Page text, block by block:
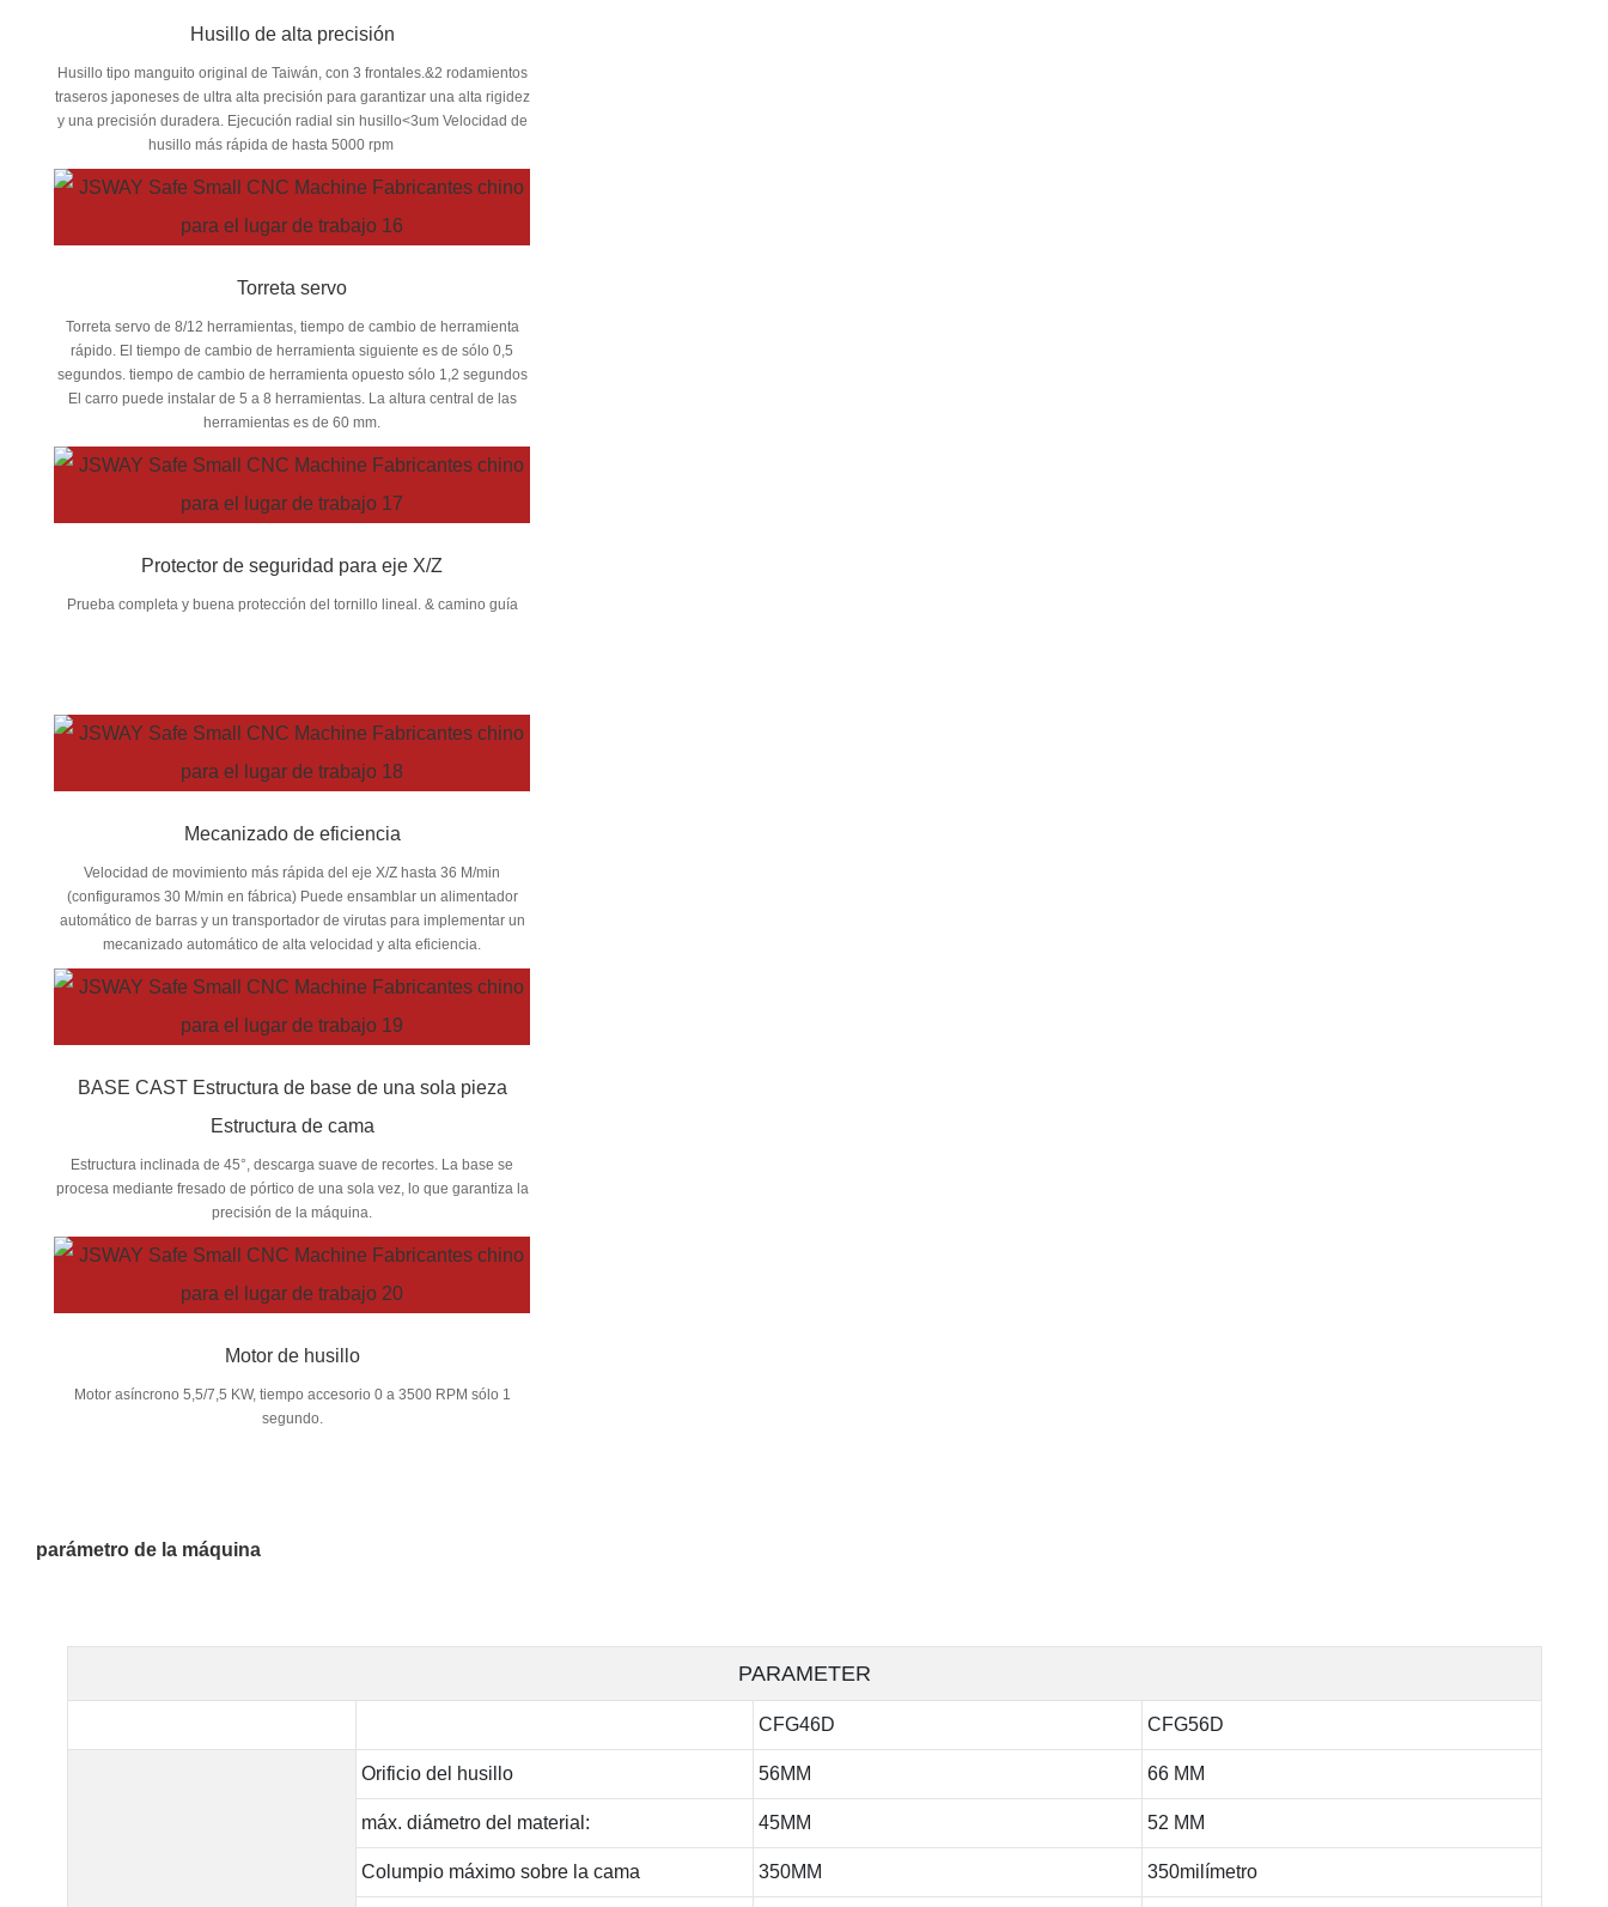
Husillo de alta precisión
Husillo tipo manguito original de Taiwán, con 3 frontales.&2 rodamientos
traseros japoneses de ultra alta precisión para garantizar una alta rigidez
y una precisión duradera. Ejecución radial sin husillo<3um Velocidad de
husillo más rápida de hasta 5000 rpm
Torreta servo
Torreta servo de 8/12 herramientas, tiempo de cambio de herramienta
rápido. El tiempo de cambio de herramienta siguiente es de sólo 0,5
segundos. tiempo de cambio de herramienta opuesto sólo 1,2 segundos
El carro puede instalar de 5 a 8 herramientas. La altura central de las
herramientas es de 60 mm.
Protector de seguridad para eje X/Z
Prueba completa y buena protección del tornillo lineal. & camino guía
Mecanizado de eficiencia
Velocidad de movimiento más rápida del eje X/Z hasta 36 M/min
(configuramos 30 M/min en fábrica) Puede ensamblar un alimentador
automático de barras y un transportador de virutas para implementar un
mecanizado automático de alta velocidad y alta eficiencia.
BASE CAST Estructura de base de una sola pieza
Estructura de cama
Estructura inclinada de 45°, descarga suave de recortes. La base se
procesa mediante fresado de pórtico de una sola vez, lo que garantiza la
precisión de la máquina.
Motor de husillo
Motor asíncrono 5,5/7,5 KW, tiempo accesorio 0 a 3500 RPM sólo 1
segundo.
parámetro de la máquina
PARAMETER
CFG46D CFG56D
Orificio del husillo 56MM 66 MM
máx. diámetro del material: 45MM 52 MM
Columpio máximo sobre la cama 350MM 350milímetro